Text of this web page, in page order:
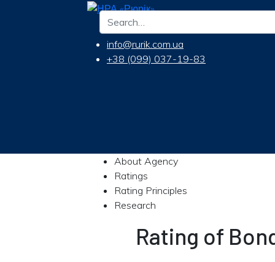
info@rurik.com.ua
+38 (099) 037-19-83
About Agency
Ratings
Rating Principles
Research
Rating of